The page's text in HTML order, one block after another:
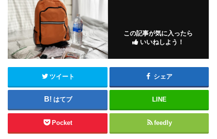
この記事が気に入ったら
いいねしよう！
ツイート シェア
はてブ LINE
Pocket feedly